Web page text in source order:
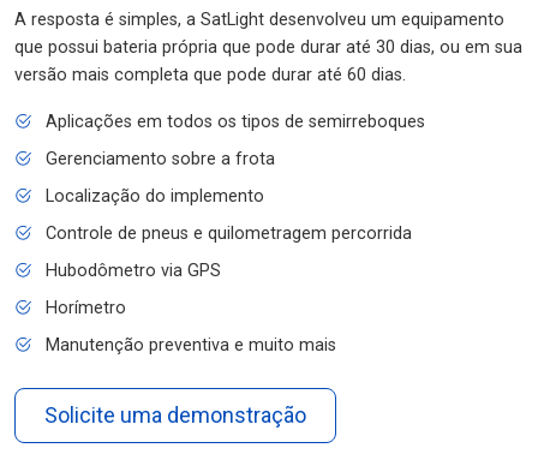
A resposta é simples, a SatLight desenvolveu um equipamento
que possui bateria própria que pode durar até 30 dias, ou em sua
versão mais completa que pode durar até 60 dias.
Aplicações em todos os tipos de semirreboques
Gerenciamento sobre a frota
Localização do implemento
Controle de pneus e quilometragem percorrida
Hubodômetro via GPS
Horímetro
Manutenção preventiva e muito mais
Solicite uma demonstração